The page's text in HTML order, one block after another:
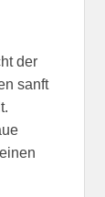
der
sanft